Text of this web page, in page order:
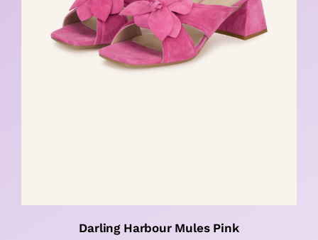
Darling Harbour Mules Pink